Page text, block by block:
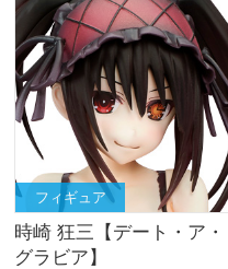
フィギュア
時崎 狂三【デート・ア・
グラビア】